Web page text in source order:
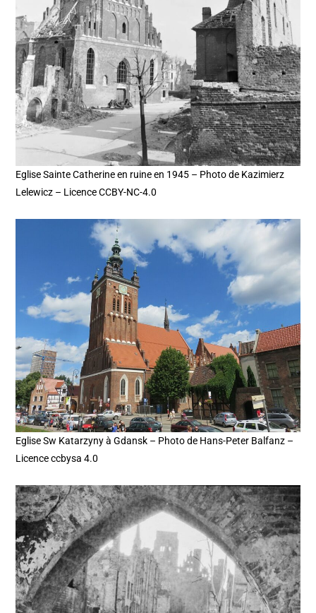
Eglise Sainte Catherine en ruine en 1945 – Photo de Kazimierz
Lelewicz – Licence CCBY-NC-4.0
Eglise Sw Katarzyny à Gdansk – Photo de Hans-Peter Balfanz –
Licence ccbysa 4.0